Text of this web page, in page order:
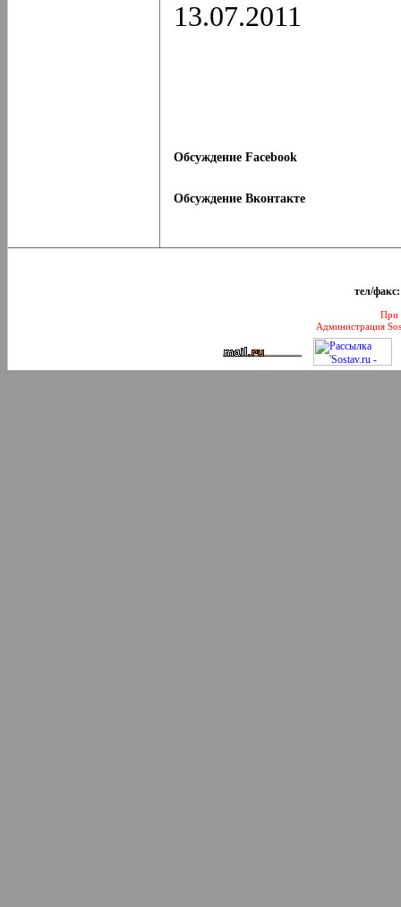
13.07.2011
Обсуждение Facebook
Обсуждение Вконтакте
тел/факс:
При
Администрация